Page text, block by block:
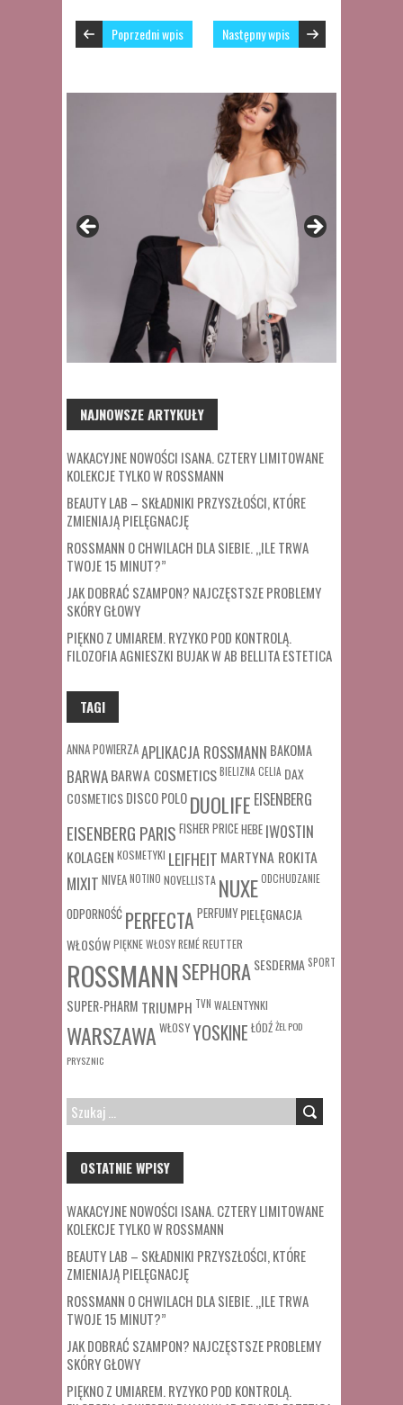
Poprzedni wpis Następny wpis
NAJNOWSZE ARTYKUŁY
WAKACYJNE NOWOŚCI ISANA. CZTERY LIMITOWANE
KOLEKCJE TYLKO W ROSSMANN
BEAUTY LAB – SKŁADNIKI PRZYSZŁOŚCI, KTÓRE
ZMIENIAJĄ PIELĘGNACJĘ
ROSSMANN O CHWILACH DLA SIEBIE. „ILE TRWA
TWOJE 15 MINUT?”
JAK DOBRAĆ SZAMPON? NAJCZĘSTSZE PROBLEMY
SKÓRY GŁOWY
PIĘKNO Z UMIAREM. RYZYKO POD KONTROLĄ.
FILOZOFIA AGNIESZKI BUJAK W AB BELLITA ESTETICA
TAGI
ANNA POWIERZAAPLIKACJA ROSSMANN BAKOMA
BARWABARWA COSMETICSBIELIZNA CELIA DAX
COSMETICSDISCO POLODUOLIFE EISENBERG
EISENBERG PARIS FISHER PRICEHEBE IWOSTIN
KOLAGEN KOSMETYKI LEIFHEIT MARTYNA ROKITA
MIXIT NIVEANOTINO NOVELLISTA NUXEODCHUDZANIE
ODPORNOŚĆ PERFECTA PERFUMY PIELĘGNACJA
WŁOSÓWPIĘKNE WŁOSYREMÉREUTTER
ROSSMANNSEPHORASESDERMA SPORT
SUPER-PHARM TRIUMPH TVN WALENTYNKI
WARSZAWA WŁOSYYOSKINE ŁÓDŹŻEL POD
PRYSZNIC
SZUKAJ:
OSTATNIE WPISY
WAKACYJNE NOWOŚCI ISANA. CZTERY LIMITOWANE
KOLEKCJE TYLKO W ROSSMANN
BEAUTY LAB – SKŁADNIKI PRZYSZŁOŚCI, KTÓRE
ZMIENIAJĄ PIELĘGNACJĘ
ROSSMANN O CHWILACH DLA SIEBIE. „ILE TRWA
TWOJE 15 MINUT?”
JAK DOBRAĆ SZAMPON? NAJCZĘSTSZE PROBLEMY
SKÓRY GŁOWY
PIĘKNO Z UMIAREM. RYZYKO POD KONTROLĄ.